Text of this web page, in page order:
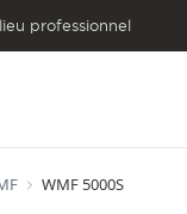
professionnel
WMF 5000S